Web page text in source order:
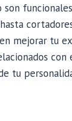
mejorar tu
tu